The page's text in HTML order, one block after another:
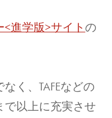
進学版>サイトの
く、TAFEなどの
以上に充実させ